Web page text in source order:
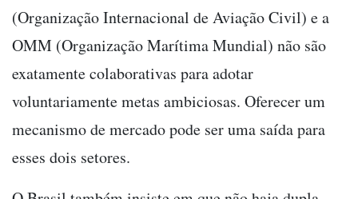
(Organização Internacional de Aviação Civil) e a
OMM (Organização Marítima Mundial) não são
exatamente colaborativas para adotar
voluntariamente metas ambiciosas. Oferecer um
mecanismo de mercado pode ser uma saída para
esses dois setores.